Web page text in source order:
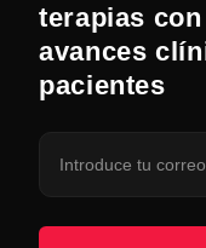
terapias
avances
pacientes